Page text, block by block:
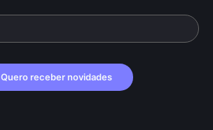
Quero receber novidades